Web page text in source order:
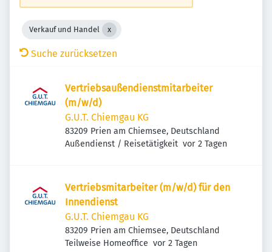
Verkauf und Handel
Suche zurücksetzen
Vertriebsaußendienstmitarbeiter
(m/w/d)
G.U.T. Chiemgau KG
83209 Prien am Chiemsee, Deutschland
Außendienst / Reisetätigkeit Veröffentlicht
vor 2 Tagen
Vertriebsmitarbeiter (m/w/d) für den
Innendienst
G.U.T. Chiemgau KG
83209 Prien am Chiemsee, Deutschland
Teilweise Homeoffice Veröffentlicht
vor 2 Tagen